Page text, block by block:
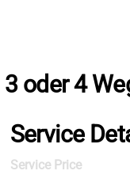
3 oder 4
Service
Service Price